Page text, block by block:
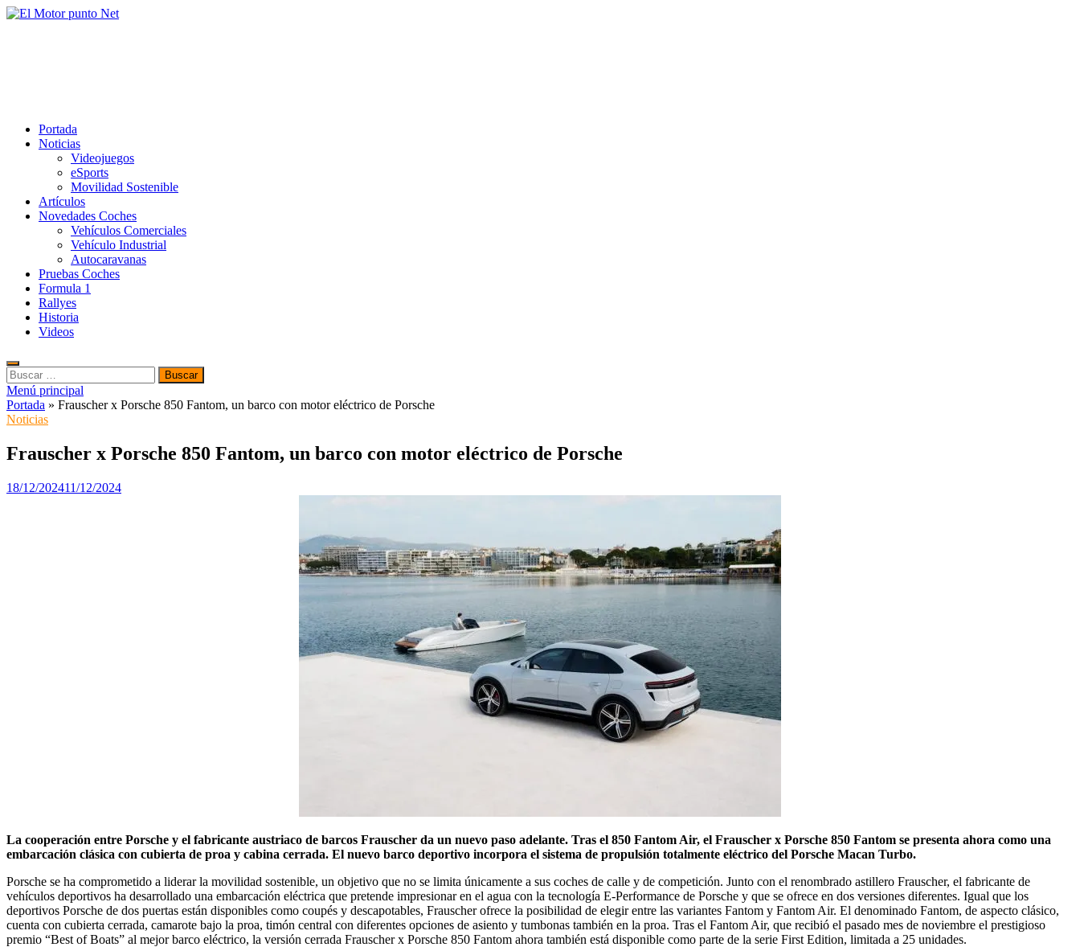
Saltar
Portada
Noticias
Videojuegos
eSports
Movilidad Sostenible
Artículos
Novedades Coches
Vehículos Comerciales
Vehículo Industrial
Autocaravanas
Pruebas Coches
Formula 1
Rallyes
Historia
Videos
Buscar:
Menú principal
Portada » Frauscher x Porsche 850 Fantom, un barco con motor eléctrico de Porsche
Noticias
Frauscher x Porsche 850 Fantom, un barco con motor eléctrico de Porsche
18/12/202411/12/2024
La cooperación entre Porsche y el fabricante austriaco de barcos Frauscher da un nuevo paso adelante. Tras el 850 Fantom Air, el Frauscher x Porsche 850 Fantom se presenta ahora como una
embarcación clásica con cubierta de proa y cabina cerrada. El nuevo barco deportivo incorpora el sistema de propulsión totalmente eléctrico del Porsche Macan Turbo.
Porsche se ha comprometido a liderar la movilidad sostenible, un objetivo que no se limita únicamente a sus coches de calle y de competición. Junto con el renombrado astillero Frauscher, el fabricante de
vehículos deportivos ha desarrollado una embarcación eléctrica que pretende impresionar en el agua con la tecnología E-Performance de Porsche y que se ofrece en dos versiones diferentes. Igual que los
deportivos Porsche de dos puertas están disponibles como coupés y descapotables, Frauscher ofrece la posibilidad de elegir entre las variantes Fantom y Fantom Air. El denominado Fantom, de aspecto clásico,
cuenta con cubierta cerrada, camarote bajo la proa, timón central con diferentes opciones de asiento y tumbonas también en la proa. Tras el Fantom Air, que recibió el pasado mes de noviembre el prestigioso
premio “Best of Boats” al mejor barco eléctrico, la versión cerrada Frauscher x Porsche 850 Fantom ahora también está disponible como parte de la serie First Edition, limitada a 25 unidades.